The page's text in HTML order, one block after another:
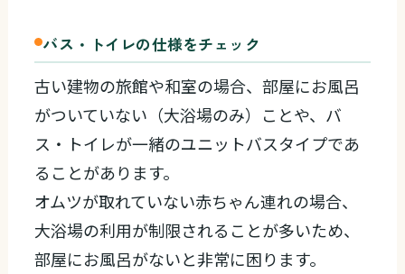
バス・トイレの仕様をチェック
古い建物の旅館や和室の場合、部屋にお風呂
がついていない（大浴場のみ）ことや、バ
ス・トイレが一緒のユニットバスタイプであ
ることがあります。
オムツが取れていない赤ちゃん連れの場合、
大浴場の利用が制限されることが多いため、
部屋にお風呂がないと非常に困ります。